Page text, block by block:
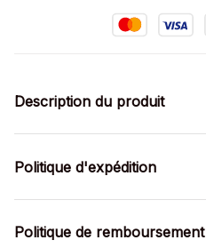
Description du produit
Politique d'expédition
Politique de remboursement